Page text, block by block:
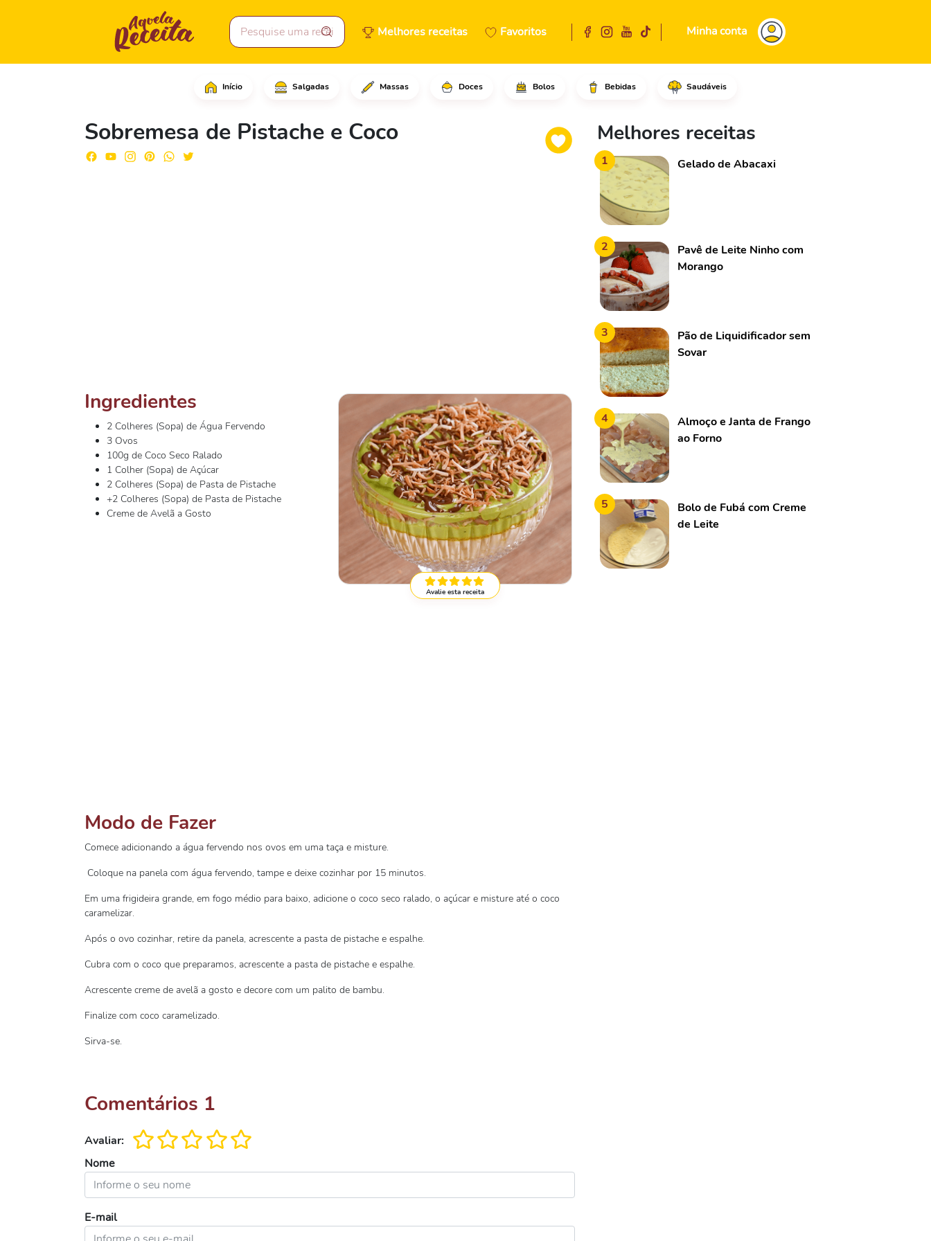
Melhores receitas Favoritos Minha conta
Início Salgadas Massas Doces Bolos Bebidas Saudáveis
Sobremesa de Pistache e Coco
Comece adicionando a água fervendo nos ovos em uma taça e misture.Coloque
Avalie esta receita
Ingredientes
2 Colheres (Sopa) de Água Fervendo
3 Ovos
100g de Coco Seco Ralado
1 Colher (Sopa) de Açúcar
2 Colheres (Sopa) de Pasta de Pistache
+2 Colheres (Sopa) de Pasta de Pistache
Creme de Avelã a Gosto
Modo de Fazer
Comece adicionando a água fervendo nos ovos em uma taça e misture.
Coloque na panela com água fervendo, tampe e deixe cozinhar por 15 minutos.
Em uma frigideira grande, em fogo médio para baixo, adicione o coco seco ralado, o açúcar e misture até o coco
caramelizar.
Após o ovo cozinhar, retire da panela, acrescente a pasta de pistache e espalhe.
Cubra com o coco que preparamos, acrescente a pasta de pistache e espalhe.
Acrescente creme de avelã a gosto e decore com um palito de bambu.
Finalize com coco caramelizado.
Sirva-se.
Comentários 1
Avaliar:
Nome
E-mail
Melhores receitas
1 Gelado de Abacaxi
2
Pavê de Leite Ninho com
Morango
3
Pão de Liquidificador sem
Sovar
4
Almoço e Janta de Frango
ao Forno
5
Bolo de Fubá com Creme
de Leite